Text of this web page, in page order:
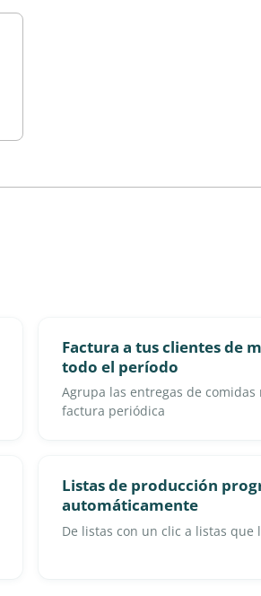
Factura a tus clientes de
todo el período
Agrupa las entregas de
factura periódica
Listas de producción
automáticamente
De listas con un clic a listas que